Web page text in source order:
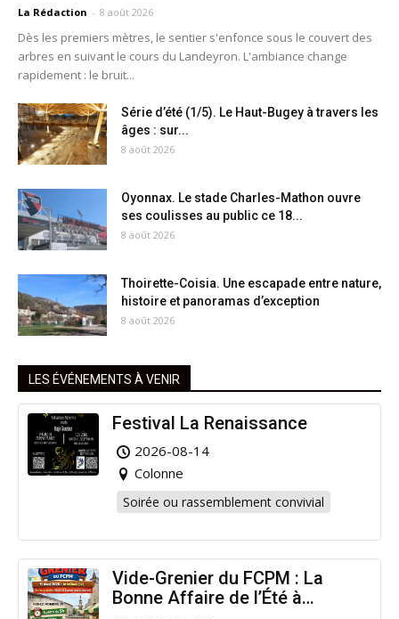
La Rédaction - 8 août 2026
Dès les premiers mètres, le sentier s'enfonce sous le couvert des
arbres en suivant le cours du Landeyron. L'ambiance change
rapidement : le bruit...
Série d’été (1/5). Le Haut-Bugey à travers les
âges : sur...
8 août 2026
Oyonnax. Le stade Charles-Mathon ouvre
ses coulisses au public ce 18...
8 août 2026
Thoirette-Coisia. Une escapade entre nature,
histoire et panoramas d’exception
8 août 2026
LES ÉVÉNEMENTS À VENIR
Festival La Renaissance
2026-08-14
Colonne
Soirée ou rassemblement convivial
Vide-Grenier du FCPM : La
Bonne Affaire de l’Été à